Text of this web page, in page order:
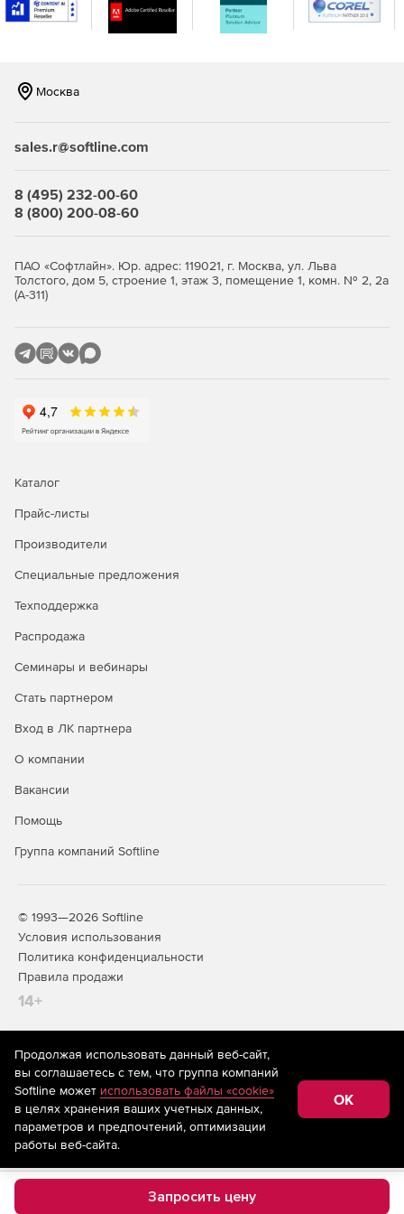
Запросить цену
Москва
sales.r@softline.com
8 (495) 232-00-60
8 (800) 200-08-60
ПАО «Софтлайн». Юр. адрес: 119021, г. Москва, ул. Льва
Толстого, дом 5, строение 1, этаж 3, помещение 1, комн. № 2, 2а
(А-311)
Каталог
Прайс-листы
Производители
Специальные предложения
Техподдержка
Распродажа
Семинары и вебинары
Стать партнером
Вход в ЛК партнера
О компании
Вакансии
Помощь
Группа компаний Softline
© 1993—2026 Softline
Условия использования
Политика конфиденциальности
Правила продажи
14+
На информационном ресурсе store.softline.ru применяются
рекомендательные технологии(информационные технологии
предоставления информации на основе сбора,
систематизации и анализа сведений, относящихся к
предпочтениям пользователей сети «Интернет»,
находящихся на территории Российской Федерации)
Продолжая использовать данный веб-сайт,
вы соглашаетесь с тем, что группа компаний
Softline может использовать файлы «cookie»
в целях хранения ваших учетных данных,
параметров и предпочтений, оптимизации
работы веб-сайта.
OK